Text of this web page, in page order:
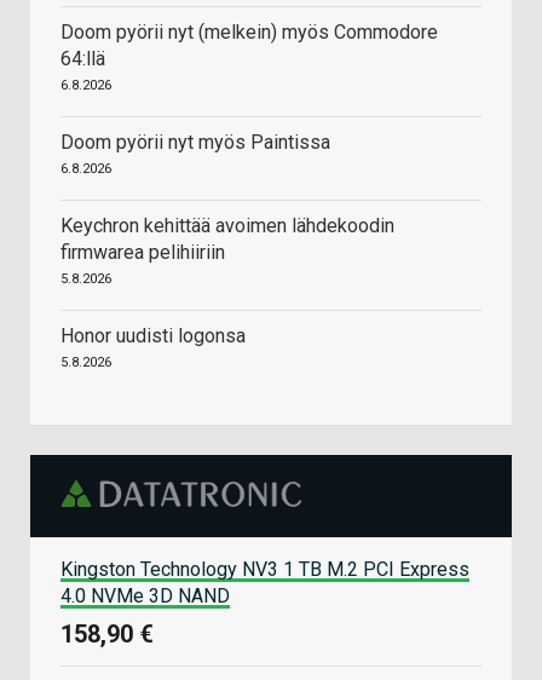
Doom pyörii nyt (melkein) myös Commodore
64:llä
6.8.2026
Doom pyörii nyt myös Paintissa
6.8.2026
Keychron kehittää avoimen lähdekoodin
firmwarea pelihiiriin
5.8.2026
Honor uudisti logonsa
5.8.2026
Kingston Technology NV3 1 TB M.2 PCI Express
4.0 NVMe 3D NAND
158,90 €